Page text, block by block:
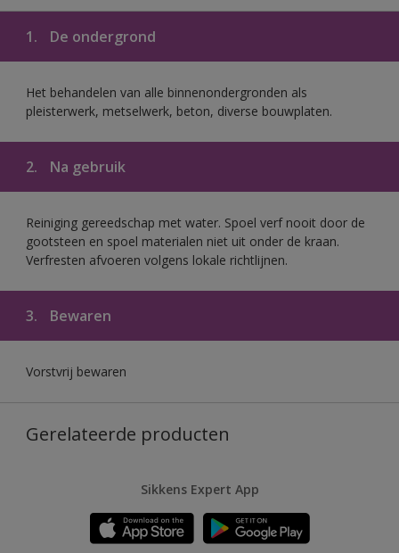
1. De ondergrond
Het behandelen van alle binnenondergronden als
pleisterwerk, metselwerk, beton, diverse bouwplaten.
2. Na gebruik
Reiniging gereedschap met water. Spoel verf nooit door de
gootsteen en spoel materialen niet uit onder de kraan.
Verfresten afvoeren volgens lokale richtlijnen.
3. Bewaren
Vorstvrij bewaren
Gerelateerde producten
Sikkens Expert App